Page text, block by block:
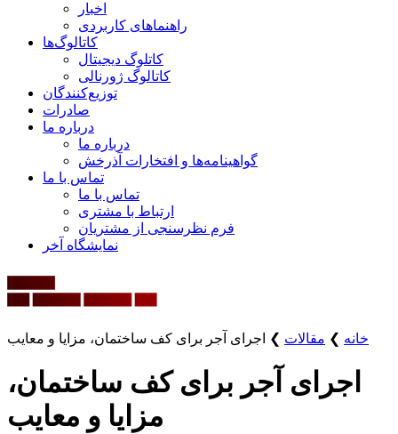
اخبار
راهنماهای کاربردی
کاتالوگ‌ها
کاتلوگ دیجیتال
کاتالوگ ژورنالی
توزیع‌کنندگان
صادرات
درباره ما
درباره ما
گواهینامه‌ها و افتخارات آذرخش
تماس با ما
تماس با ما
ارتباط با مشتری
فرم نظرسنجی از مشتریان
نمایشگاه‌ آخر
خانه ❯ مقالات ❯ اجرای آجر برای کف ساختمان، مزایا و معایب
اجرای آجر برای کف ساختمان،
مزایا و معایب